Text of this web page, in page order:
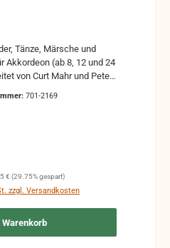
Akkordeon (ab 8, 12 und 24
701-2169
Preis:
€ (29.75% gespart)
zzgl. Versandkosten
Warenkorb